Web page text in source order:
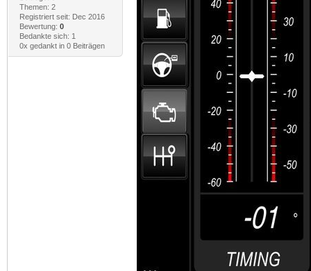
Themen: 2
Registriert seit: Dec 2016
Bewertung: 0
Bedankte sich: 1
0x gedankt in 0 Beiträgen